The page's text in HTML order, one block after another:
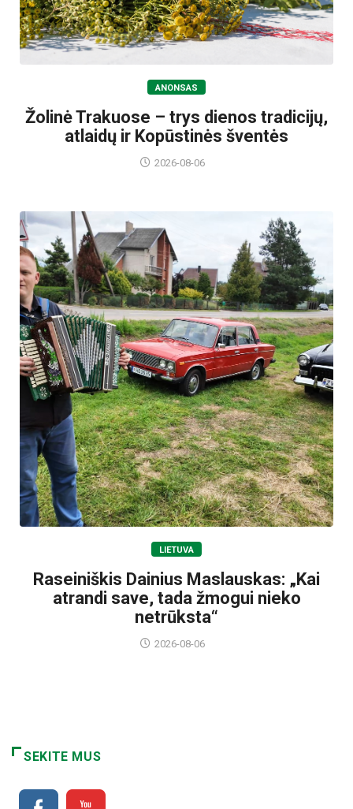
ANONSAS
Žolinė Trakuose – trys dienos tradicijų,
atlaidų ir Kopūstinės šventės
2026-08-06
LIETUVA
Raseiniškis Dainius Maslauskas: „Kai
atrandi save, tada žmogui nieko
netrūksta“
2026-08-06
SEKITE MUS